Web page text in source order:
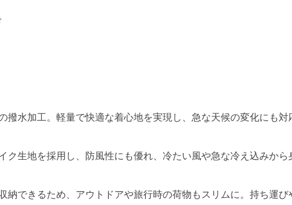
撥水加工。軽量で快適な着心地を実現し、急な天候の変化にも対
ク生地を採用し、防風性にも優れ、冷たい風や急な冷え込みから
納できるため、アウトドアや旅行時の荷物もスリムに。持ち運び